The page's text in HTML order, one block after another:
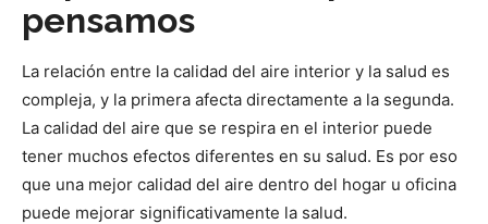
pensamos
La relación entre la calidad del aire interior y la salud es
compleja, y la primera afecta directamente a la segunda.
La calidad del aire que se respira en el interior puede
tener muchos efectos diferentes en su salud. Es por eso
que una mejor calidad del aire dentro del hogar u oficina
puede mejorar significativamente la salud.